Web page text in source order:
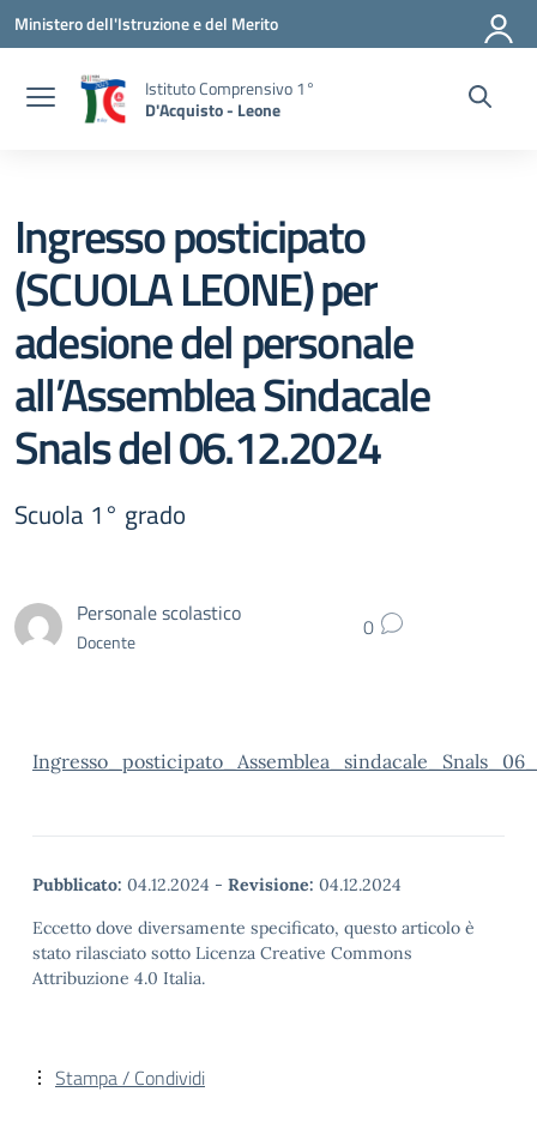
Vai ai contenuti
Vai al menu di navigazione
Vai al footer
Ministero dell'Istruzione e del Merito
Istituto Comprensivo 1°
D'Acquisto - Leone
Ingresso posticipato
(SCUOLA LEONE) per
adesione del personale
all’Assemblea Sindacale
Snals del 06.12.2024
Scuola 1° grado
Personale scolastico
Docente 0
Pubblicato: 04.12.2024 - Revisione: 04.12.2024
Eccetto dove diversamente specificato, questo articolo è
stato rilasciato sotto Licenza Creative Commons
Attribuzione 4.0 Italia.
Stampa / Condividi